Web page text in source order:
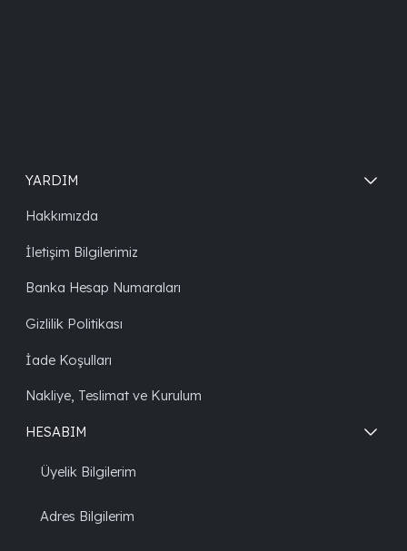
YARDIM
Hakkımızda
İletişim Bilgilerimiz
Banka Hesap Numaraları
Gizlilik Politikası
İade Koşulları
Nakliye, Teslimat ve Kurulum
HESABIM
Üyelik Bilgilerim
Adres Bilgilerim